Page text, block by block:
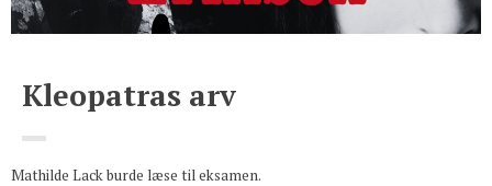
Kleopatras arv
Mathilde Lack burde læse til eksamen.